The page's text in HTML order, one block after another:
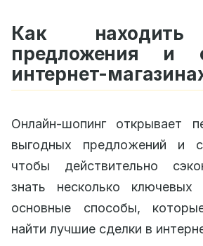
Как
предложения и
интернет-
Онлайн-шопинг открывает
выгодных предложений и
чтобы действительно
знать несколько
основные способы,
найти лучшие сделки в